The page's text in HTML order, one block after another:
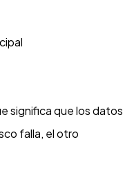
significa que los datos
falla, el otro